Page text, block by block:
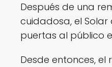
Después de una
cuidadosa, el Solar
puertas al público
Desde entonces, el